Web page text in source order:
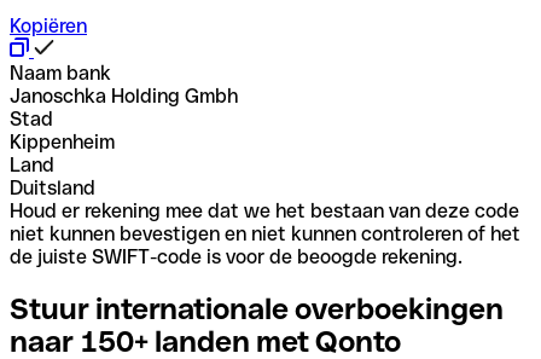
Kopiëren
Naam bank
Janoschka Holding Gmbh
Stad
Kippenheim
Land
Duitsland
Houd er rekening mee dat we het bestaan van deze code
niet kunnen bevestigen en niet kunnen controleren of het
de juiste SWIFT-code is voor de beoogde rekening.
Stuur internationale overboekingen
naar 150+ landen met Qonto